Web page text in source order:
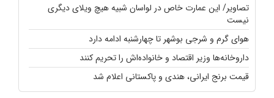
تصاویر/ این عمارت خاص در لواسان شبیه هیچ ویلای دیگری
نیست
هوای گرم و شرجی بوشهر تا چهارشنبه ادامه دارد
داروخانه‌ها وزیر اقتصاد و خانواده‌اش را تحریم کنند
قیمت برنج ایرانی، هندی و پاکستانی اعلام شد